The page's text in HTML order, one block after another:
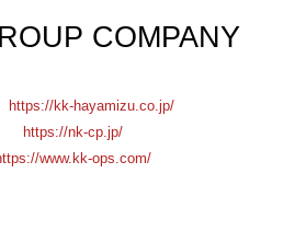
COMPANY
https://kk-hayamizu.co.jp/
https://nk-cp.jp/
www.kk-ops.com/